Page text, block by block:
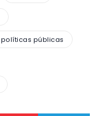
políticas públicas